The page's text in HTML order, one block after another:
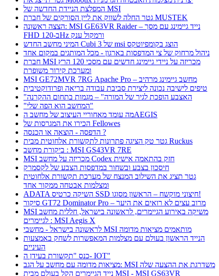
המפלצת הניידת החדשה של MSI
גטר החלה לשווק את ליין הסורקים של חברת MUSTEK
הצצה ראשונה: MSI GE63VR Raider – נייד גיימינג עם מסך
FHD ב-120Hz ורמקול ענק
המיני מחשב החדש Cubi 3 של msi הוצג בקומפיוטקס
ניהול מרחוק של צי המדפסות בארגון - מכל המותגים במקום אחד
חברת MSI מכריזה על ניידי גיימינג חדשים עם מסכי 120 הרץ
ומערכת קירור משופרת
MSI GE72MVR 7RG Apache Pro – מחשב גיימינג מרהיב
טיפים לישיבה נכונה ליצירת סביבת עבודה בריאה ופרודוקטיבית
"האצבע הופכת לגיר של המורה" – מגמות בתחום ההקרנה
"המחשב הוא הפה שלי"
מה עומד מאחוריי העיצוב של מחשב הAEGIS
הכירו את המגרסות של Fellowes
הדפסה - הוצאה או הכנסה ?
גטר טק הציגה פתרונות לתקשורת אלחוטית מבית Ruckus
ביקורת מחשב : MSI GS43VR 7RE
MSI מכריזה על מחשב Codex חזק בהתאמה אישית
חיסכון בצבע ובשחור במדפסות הצבע של לקסמרק
גטר תציג את השילוב המנצח של מערכת תקשורת אלחוטית
ומצלמות אבטחה ממקור אחד
ADATA השיקה כרטיס SSD חיצוני מוקשח – הראשון מסוגו!
סיקור GT72 Dominator Pro – מרוב עצים לא רואים את היער
MSI משיקה באירוע הגיימרים, לראשונה בישראל, חללית מחשב
לגיימרים : MSI Aegis X
לראשונה בישראל - מחשבי MSI מותאמים מציאות מדומה
הנייד הראשון בעולם עם מצלמות המאפשרות לשחק באמצעות
העיניים
כנס "תקשורת בעידן ה- IOT"
מציאות מדומה עם מחשב על הגב: MSI משדרגת את ההצעה שלה
נייד הגיימרים הקל בעולם מבית MSI - MSI GS63VR